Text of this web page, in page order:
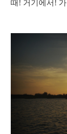
때! 거기에서!